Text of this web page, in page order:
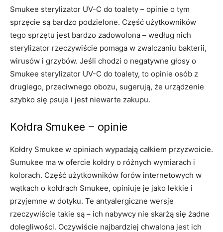
Smukee sterylizator UV-C do toalety – opinie o tym
sprzęcie są bardzo podzielone. Część użytkowników
tego sprzętu jest bardzo zadowolona – według nich
sterylizator rzeczywiście pomaga w zwalczaniu bakterii,
wirusów i grzybów. Jeśli chodzi o negatywne głosy o
Smukee sterylizator UV-C do toalety, to opinie osób z
drugiego, przeciwnego obozu, sugerują, że urządzenie
szybko się psuje i jest niewarte zakupu.
Kołdra Smukee – opinie
Kołdry Smukee w opiniach wypadają całkiem przyzwoicie.
Sumukee ma w ofercie kołdry o różnych wymiarach i
kolorach. Część użytkowników forów internetowych w
wątkach o kołdrach Smukee, opiniuje je jako lekkie i
przyjemne w dotyku. Te antyalergiczne wersje
rzeczywiście takie są – ich nabywcy nie skarżą się żadne
dolegliwości. Oczywiście najbardziej chwalona jest ich